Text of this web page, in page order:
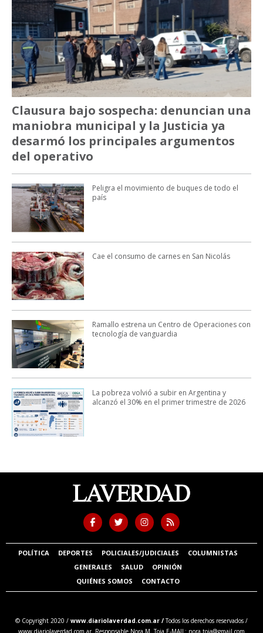
Clausura bajo sospecha: denuncian una
maniobra municipal y la Justicia ya
desarmó los principales argumentos
del operativo
Peligra el movimiento de buques de todo el
país
Cae el consumo de carnes en San Nicolás
Ramallo estrena un Centro de Operaciones con
tecnología de vanguardia
La pobreza volvió a subir en Argentina y
alcanzó el 30% en el primer trimestre de 2026
POLÍTICA DEPORTES POLICIALES/JUDICIALES
COLUMNISTAS
GENERALES
SALUD
OPINIÓN
QUIÉNES SOMOS
CONTACTO
© Copyright 2020 / www.diariolaverdad.com.ar /Todos los derechos reservados /
www.diariolaverdad.com.ar Responsable Nora M. Toia E-MAIL: nora.toia@gmail.com